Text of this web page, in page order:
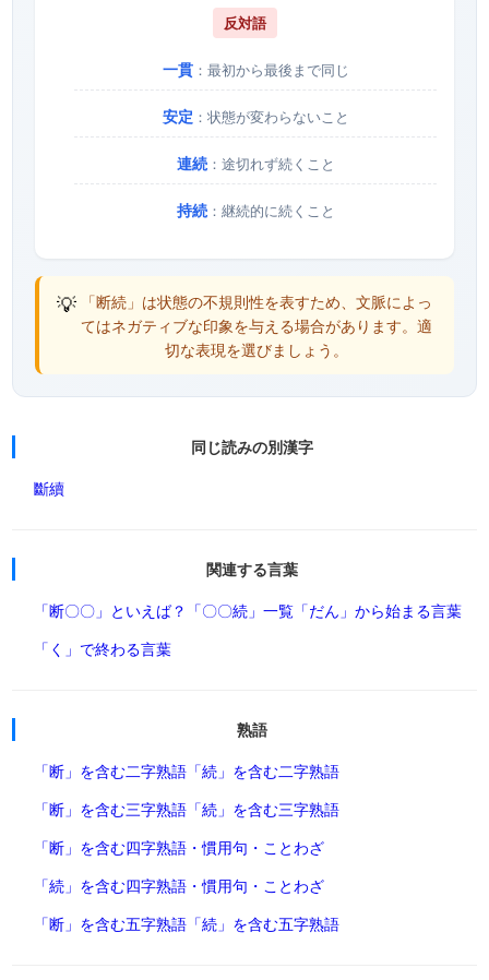
反対語
一貫：最初から最後まで同じ
安定 ：状態が変わらないこと
連続：途切れず続くこと
持続：継続的に続くこと
💡 「断続」は状態の不規則性を表すため、文脈によっ
てはネガティブな印象を与える場合があります。適
切な表現を選びましょう。
同じ読みの別漢字
斷續
関連する言葉
「断〇〇」といえば？ 「〇〇続」一覧 「だん」から始まる言葉
「く」で終わる言葉
熟語
「断」を含む二字熟語 「続」を含む二字熟語
「断」を含む三字熟語 「続」を含む三字熟語
「断」を含む四字熟語・慣用句・ことわざ
「続」を含む四字熟語・慣用句・ことわざ
「断」を含む五字熟語 「続」を含む五字熟語